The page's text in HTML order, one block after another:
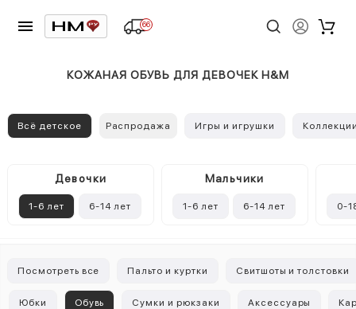
66
КОЖАНАЯ ОБУВЬ ДЛЯ ДЕВОЧЕК H&M
Всё детское Распродажа Игры и игрушки
Девочки
1-6 лет 6-14 лет
Mальчики
1-6 лет 6-14 лет 0-
Посмотреть все Пальто и куртки Свитшоты и толстовки
Юбки Обувь Сумки и рюкзаки Аксессуары